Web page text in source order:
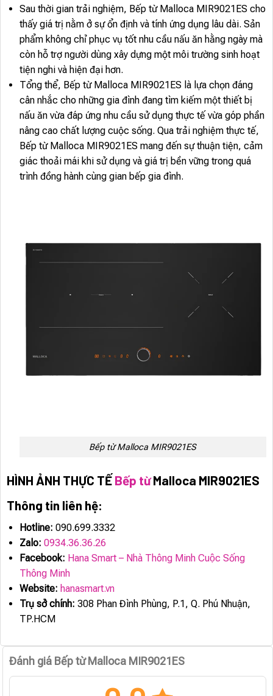
Sau thời gian trải nghiệm, Bếp từ Malloca MIR9021ES cho
thấy giá trị nằm ở sự ổn định và tính ứng dụng lâu dài. Sản
phẩm không chỉ phục vụ tốt nhu cầu nấu ăn hằng ngày mà
còn hỗ trợ người dùng xây dựng một môi trường sinh hoạt
tiện nghi và hiện đại hơn.
Tổng thể, Bếp từ Malloca MIR9021ES là lựa chọn đáng
cân nhắc cho những gia đình đang tìm kiếm một thiết bị
nấu ăn vừa đáp ứng nhu cầu sử dụng thực tế vừa góp phần
nâng cao chất lượng cuộc sống. Qua trải nghiệm thực tế,
Bếp từ Malloca MIR9021ES mang đến sự thuận tiện, cảm
giác thoải mái khi sử dụng và giá trị bền vững trong quá
trình đồng hành cùng gian bếp gia đình.
Bếp từ Malloca MIR9021ES
HÌNH ẢNH THỰC TẾ Bếp từMalloca MIR9021ES
Thông tin liên hệ:
Hotline: 090.699.3332
Zalo: 0934.36.36.26
Facebook: Hana Smart – Nhà Thông Minh Cuộc Sống
Thông Minh
Website: hanasmart.vn
Trụ sở chính: 308 Phan Đình Phùng, P.1, Q. Phú Nhuận,
TP.HCM
Đánh giá Bếp từ Malloca MIR9021ES